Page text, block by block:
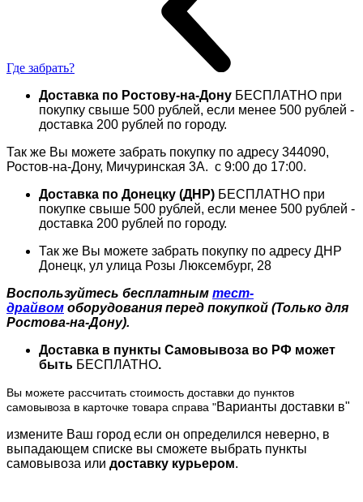
Где забрать?
Доставка по Ростову-на-Дону БЕСПЛАТНО при
покупку свыше 500 рублей, если менее 500 рублей -
доставка 200 рублей по городу.
Так же Вы можете забрать покупку по адресу 344090,
Ростов­-на-­Дону, Мичуринская 3А. с 9:00 до 17:00.
Доставка по Донецку (ДНР) БЕСПЛАТНО при
покупке свыше 500 рублей, если менее 500 рублей -
доставка 200 рублей по городу.
Так же Вы можете забрать покупку по адресу ДНР
Донецк, ул улица Розы Люксембург, 28
Воспользуйтесь бесплатным тест-
драйвом оборудования перед покупкой (Только для
Ростова-на-Дону).
Доставка в пункты Самовывоза во РФ может
быть БЕСПЛАТНО.
Вы можете рассчитать стоимость доставки до пунктов
самовывоза в карточке товара справа "Варианты доставки в"
измените Ваш город если он определился неверно, в
выпадающем списке вы сможете выбрать пункты
самовывоза или доставку курьером.